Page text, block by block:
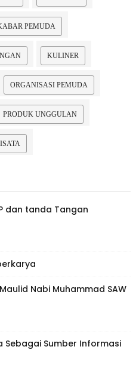
PEMUDA
KULINER
ORGANISASI PEMUDA
PRODUK UNGGULAN
dan tanda Tangan
Nabi Muhammad SAW
Sebagai Sumber Informasi